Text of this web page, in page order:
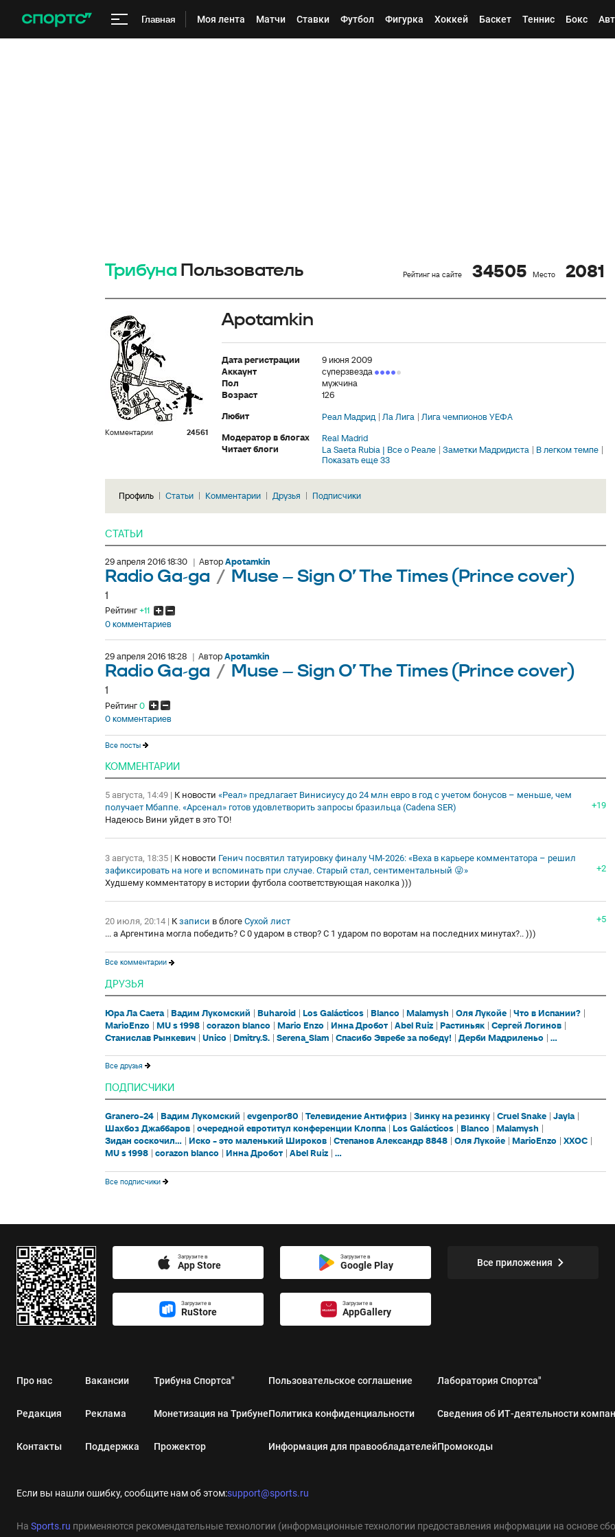
Главная Моя лента Матчи Ставки Футбол Фигурка Хоккей Баскет Теннис Бокс
Рейтинг на сайте 34505 Место 2081
Трибуна Пользователь
Комментарии 24561
Apotamkin
Дата регистрации
9 июня 2009
Аккаунт
суперзвезда
Пол
мужчина
Возраст
126
Любит
Реал Мадрид Ла Лига Лига чемпионов УЕФА
Модератор в блогах
Real Madrid
Читает блоги
La Saeta Rubia | Все о Реале Заметки Мадридиста
В легком темпе
Показать еще 33
Профиль Статьи Комментарии Друзья Подписчики
СТАТЬИ
29 апреля 2016 18:30 | АвторApotamkin
Radio Ga-ga / Muse – Sign O’ The Times (Prince cover)
1
Рейтинг+11
0 комментариев
29 апреля 2016 18:28 | АвторApotamkin
Radio Ga-ga / Muse – Sign O’ The Times (Prince cover)
1
Рейтинг0
0 комментариев
Все посты
КОММЕНТАРИИ
5 августа, 14:49 | К новости «Реал» предлагает Винисиусу до 24 млн евро в год с учетом бонусов – меньше, чем
получает Мбаппе. «Арсенал» готов удовлетворить запросы бразильца (Cadena SER)
+19
Надеюсь Вини уйдет в это ТО!
3 августа, 18:35 | К новости Генич посвятил татуировку финалу ЧМ-2026: «Веха в карьере комментатора – решил
зафиксировать на ноге и вспоминать при случае. Старый стал, сентиментальный 😜»
+2
Худшему комментатору в истории футбола соответствующая наколка )))
20 июля, 20:14 | К записи в блоге Сухой лист
+5
... а Аргентина могла победить? С 0 ударом в створ? С 1 ударом по воротам на последних минутах?.. )))
Все комментарии
ДРУЗЬЯ
Юра Ла Саета Вадим Лукомский Buharoid Los Galácticos Blanco Malamysh Оля Лукойе Что в Испании?
MarioEnzo MU s 1998 corazon blanco Mario Enzo Инна Дробот Abel Ruiz Растиньяк Сергей Логинов
Станислав Рынкевич Unico Dmitry.S. Serena_Slam Спасибо Эвребе за победу! Дерби Мадриленьо ...
Все друзья
ПОДПИСЧИКИ
Granero-24 Вадим Лукомский evgenpor80 Телевидение Антифриз Зинку на резинку Cruel Snake Jayla
Шахбоз Джаббаров очередной евротитул конференции Клоппа Los Galácticos Blanco Malamysh
Зидан соскочил...
Иско - это маленький Широков Степанов Александр 8848 Оля Лукойе MarioEnzo XXOC
MU s 1998 corazon blanco Инна Дробот Abel Ruiz ...
Все подписчики
Загрузите в
App Store
Загрузите в
Google Play
Загрузите в
RuStore
Загрузите в
AppGallery
Все приложения
Про нас
Редакция
Контакты
Вакансии
Реклама
Поддержка
Трибуна Спортса"
Монетизация на Трибуне
Прожектор
Пользовательское соглашение
Политика конфиденциальности
Информация для правообладателей
Лаборатория Спортса"
Сведения об ИТ‑деятельности
Промокоды
Если вы нашли ошибку, сообщите нам об этом:support@sports.ru
На Sports.ru применяются рекомендательные технологии (информационные технологии предоставления информации на основе